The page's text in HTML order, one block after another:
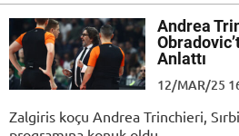
Andrea
Anlattı
12/MAR/25
Zalgiris koçu Andrea Trinchieri,